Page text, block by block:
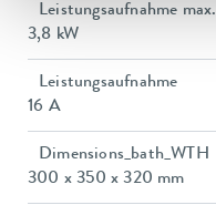
Leistungsaufnahme max.
3,8 kW
Leistungsaufnahme
16 A
Dimensions_bath_WTH
300 x 350 x 320 mm